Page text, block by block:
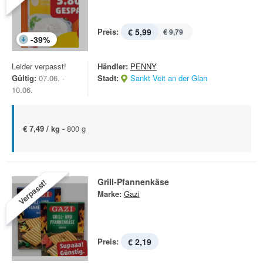
-39%
Preis: € 5,99 € 9,79
Leider verpasst!
Gültig: 07.06. -
10.06.
Händler: PENNY
Stadt:
Sankt Veit an der Glan
€ 7,49 / kg - 800 g
Verpasst! Grill-Pfannenkäse
Marke: Gazi
Preis: € 2,19